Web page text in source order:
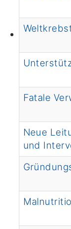
Fatale
Neue
und